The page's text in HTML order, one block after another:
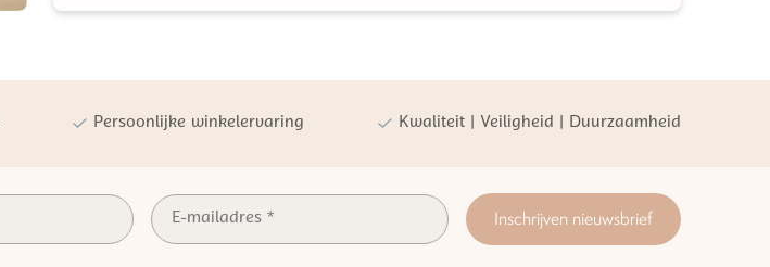
Persoonlijke winkelervaring Kwaliteit | Veiligheid | Duurzaamheid
Inschrijven nieuwsbrief